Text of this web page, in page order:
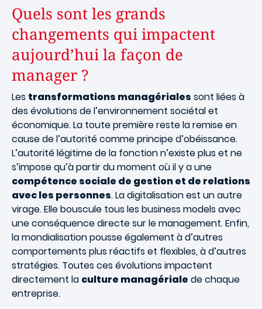
Quels sont les grands
changements qui impactent
aujourd’hui la façon de
manager ?
Les transformations managériales sont liées à
des évolutions de l’environnement sociétal et
économique. La toute première reste la remise en
cause de l’autorité comme principe d’obéissance.
L’autorité légitime de la fonction n’existe plus et ne
s’impose qu’à partir du moment où il y a une
compétence sociale de gestion et de relations
avec les personnes. La digitalisation est un autre
virage. Elle bouscule tous les business models avec
une conséquence directe sur le management. Enfin,
la mondialisation pousse également à d’autres
comportements plus réactifs et flexibles, à d’autres
stratégies. Toutes ces évolutions impactent
directement la culture managériale de chaque
entreprise.